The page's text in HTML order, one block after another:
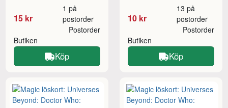
15 kr
1 på
postorder
Butiken
Postorder
Köp
10 kr
13 på
postorder
Butiken
Postorder
Köp